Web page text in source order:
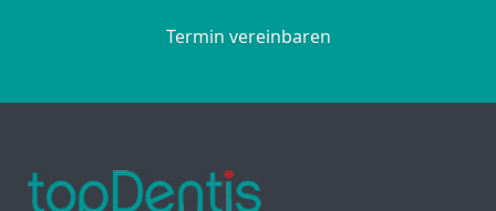
Termin vereinbaren